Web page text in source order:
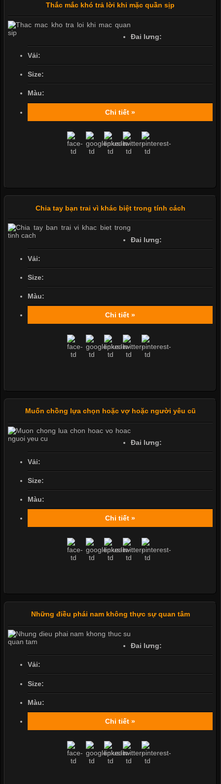
Thắc mắc khó trả lời khi mặc quần sịp
Đai lưng:
Vải:
Size:
Màu:
Chi tiết »
Chia tay bạn trai vì khác biệt trong tính cách
Đai lưng:
Vải:
Size:
Màu:
Chi tiết »
Muốn chồng lựa chọn hoặc vợ hoặc người yêu cũ
Đai lưng:
Vải:
Size:
Màu:
Chi tiết »
Những điều phái nam không thực sự quan tâm
Đai lưng:
Vải:
Size:
Màu:
Chi tiết »